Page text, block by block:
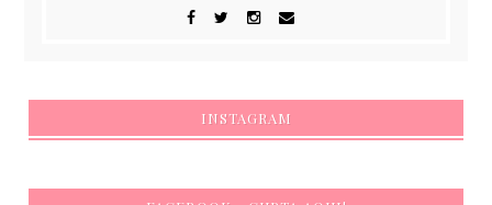
INSTAGRAM